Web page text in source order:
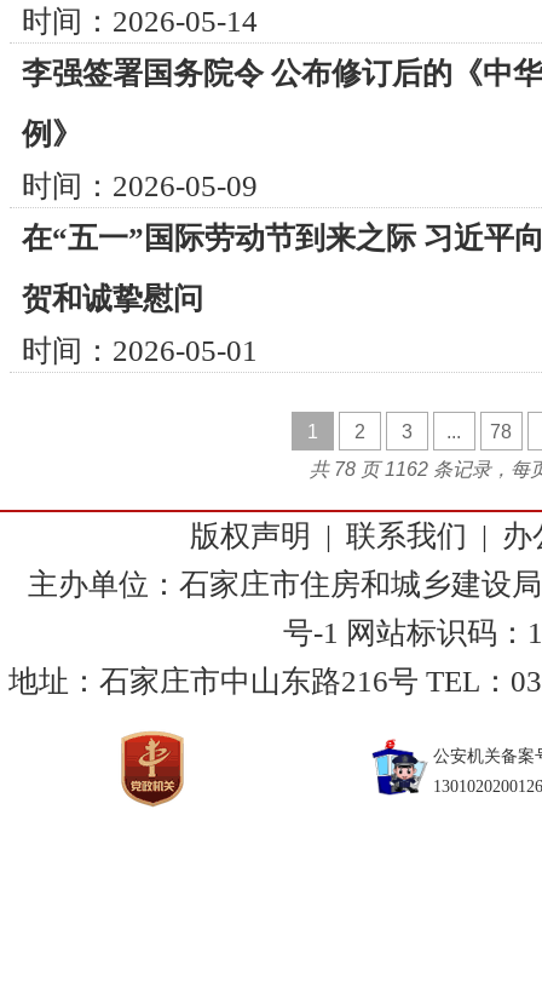
时间：2026-05-14
李强签署国务院令 公布修订后的《中
例》
时间：2026-05-09
在“五一”国际劳动节到来之际 习近平
贺和诚挚慰问
时间：2026-05-01
1 2 3 ...
78
共 78 页 1162 条记录，每
版权声明 | 联系我们 | 办
主办单位：石家庄市住房和城乡建设
号-1 网站标识码：
地址：石家庄市中山东路216号 TEL：